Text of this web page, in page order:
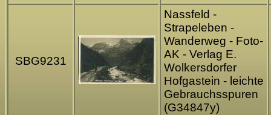
SBG9231
Nassfeld -
Strapeleben -
Wanderweg - Foto-
AK - Verlag E.
Wolkersdorfer
Hofgastein - leichte
Gebrauchsspuren
(G34847y)